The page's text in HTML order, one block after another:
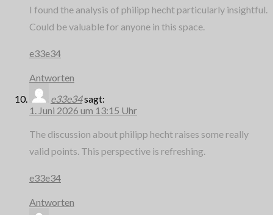
I found the analysis of philipp hecht particularly insightful.
Could be valuable for anyone in this space.
e33e34
Antworten
e33e34sagt:
1. Juni 2026 um 13:15 Uhr
The discussion about philipp hecht raises some really
valid points. This perspective is refreshing.
e33e34
Antworten